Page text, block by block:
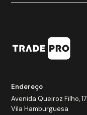
Endereço
Avenida Queiroz Filho,
Vila Hamburguesa